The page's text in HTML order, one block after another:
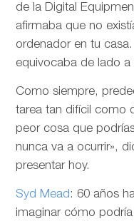
de la Digital
afirmaba que no
ordenador en tu
equivocaba de lado a
Como siempre,
tarea tan difícil como
peor cosa que
nunca va a ocurrir»,
presentar hoy.
Syd Mead: 60 años
imaginar cómo